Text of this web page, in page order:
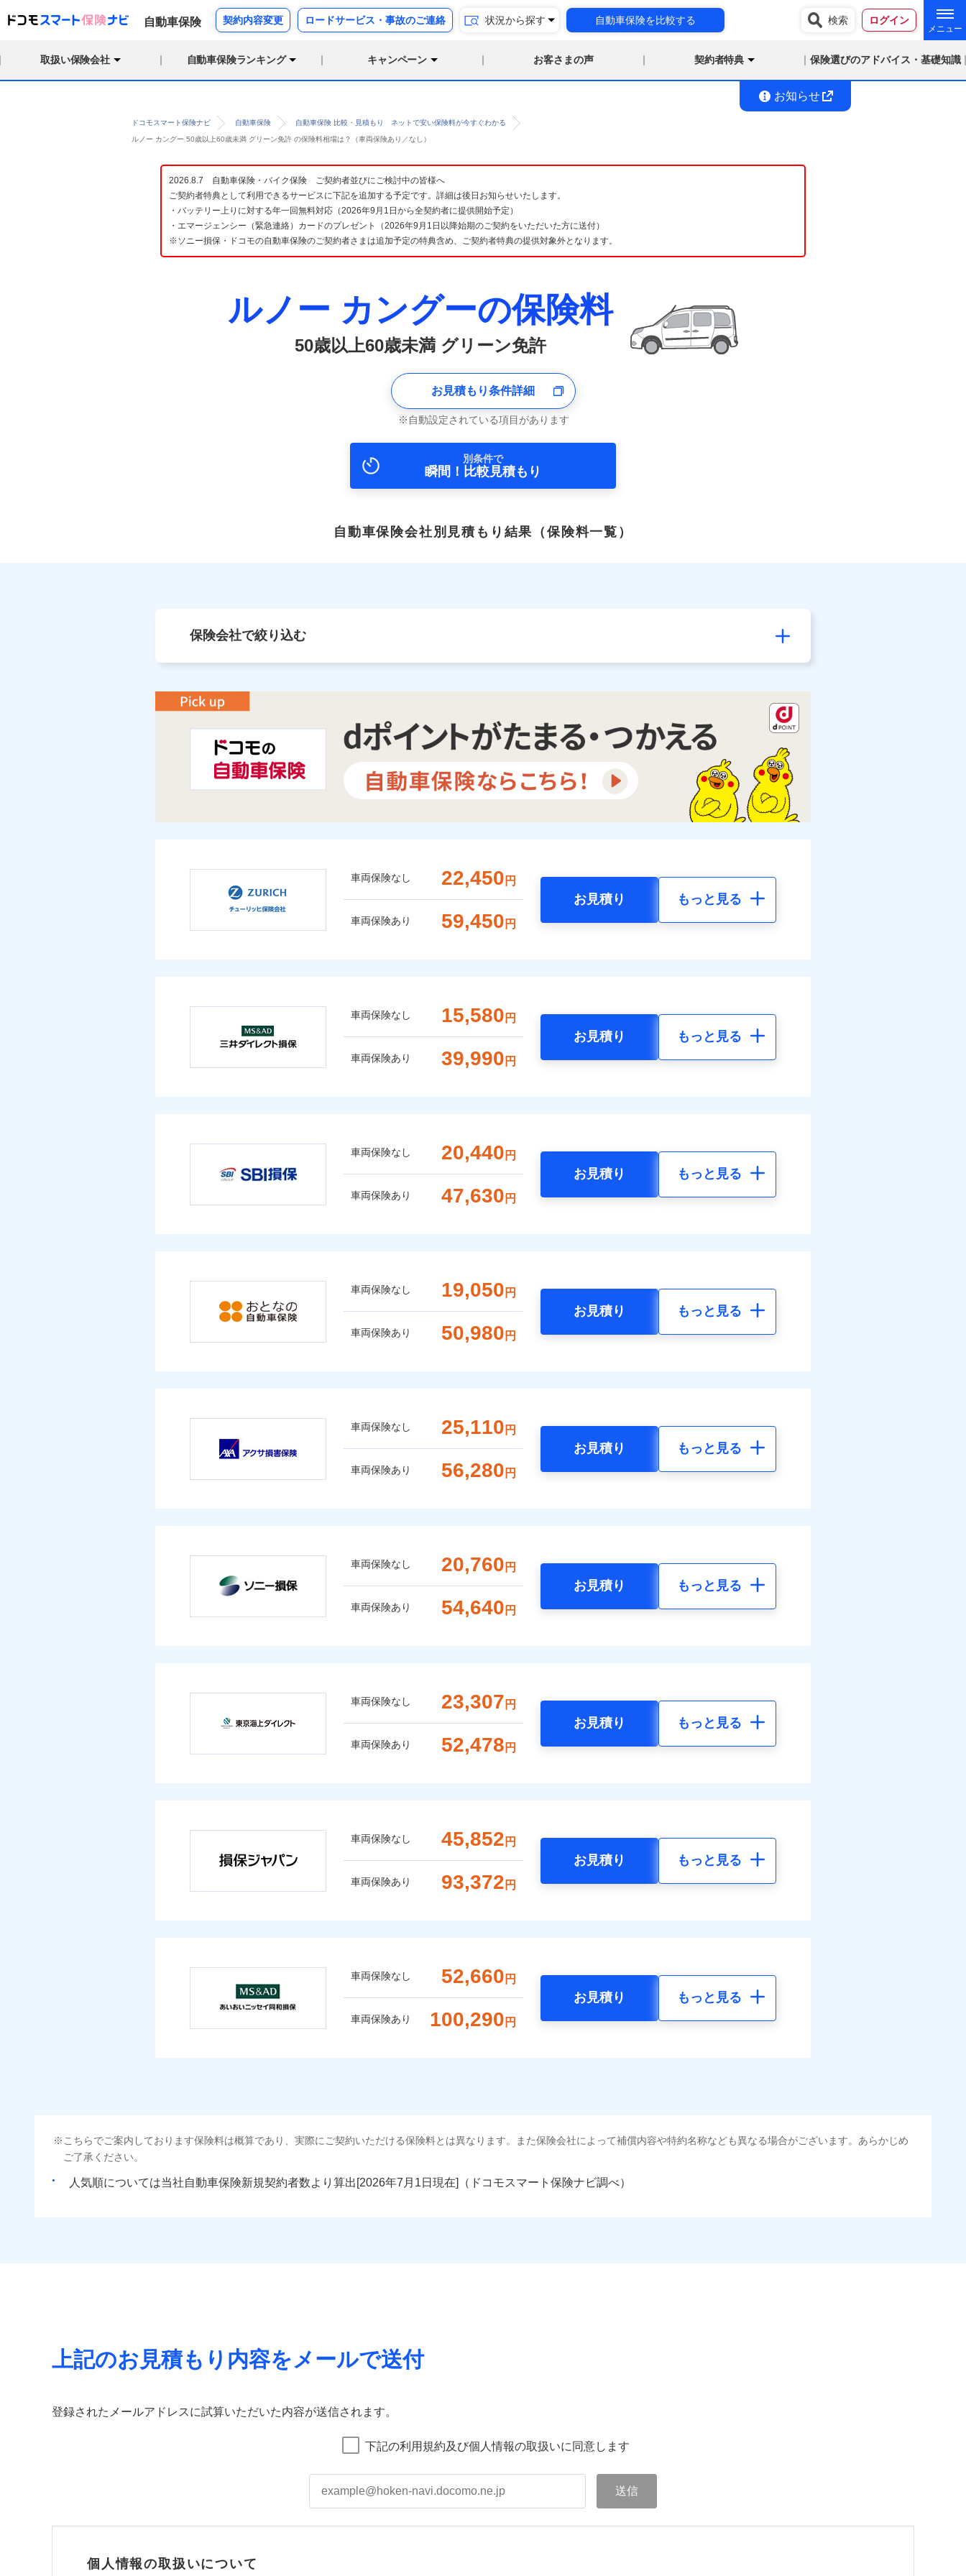
自動車保険 契約内容変更 ロードサービス・事故のご連絡 状況から探す 自動車保険を比較する 検索 ログイン
取扱い保険会社 自動車保険ランキング キャンペーン お客さまの声 契約者特典 保険選びのアドバイス・基礎知識
お知らせ
ドコモスマート保険ナビ 自動車保険 自動車保険 比較・見積もり ネットで安い保険料が今すぐわかる
ルノー カングー 50歳以上60歳未満 グリーン免許 の保険料相場は？（車両保険あり／なし）
2026.8.7 自動車保険・バイク保険 ご契約者並びにご検討中の皆様へ
ご契約者特典として利用できるサービスに下記を追加する予定です。詳細は後日お知らせいたします。
・バッテリー上りに対する年一回無料対応（2026年9月1日から全契約者に提供開始予定）
・エマージェンシー（緊急連絡）カードのプレゼント（2026年9月1日以降始期のご契約をいただいた方に送付）
※ソニー損保・ドコモの自動車保険のご契約者さまは追加予定の特典含め、ご契約者特典の提供対象外となります。
ルノー カングーの保険料
50歳以上60歳未満 グリーン免許
お見積もり条件詳細
自動設定されている項目があります
別条件で
瞬間！比較見積もり
自動車保険会社別見積もり結果 （保険料一覧）
保険会社で絞り込む
車両保険なし 22,450 円
車両保険あり 59,450 円
お見積り もっと見る
車両保険なし 15,580 円
車両保険あり 39,990 円
お見積り もっと見る
車両保険なし 20,440 円
車両保険あり 47,630 円
お見積り もっと見る
車両保険なし 19,050 円
車両保険あり 50,980 円
お見積り もっと見る
車両保険なし 25,110 円
車両保険あり 56,280 円
お見積り もっと見る
車両保険なし 20,760 円
車両保険あり 54,640 円
お見積り もっと見る
車両保険なし 23,307 円
車両保険あり 52,478 円
お見積り もっと見る
車両保険なし 45,852 円
車両保険あり 93,372 円
お見積り もっと見る
車両保険なし 52,660 円
車両保険あり 100,290 円
お見積り もっと見る
こちらでご案内しております保険料は概算であり、実際にご契約いただける保険料とは異なります。また保険会社によって補償内容や特約名称なども異なる場合がございます。あらかじめ
ご了承ください。
人気順については当社 新規契約者数より算出[ 年 月 日現在]（ドコモスマート保険ナビ調べ）
上記のお見積もり内容をメールで送付
登録されたメールアドレスに試算いただいた内容が送信されます。
下記の利用規約及び個人情報の取扱いに同意します
個人情報の取扱いについて